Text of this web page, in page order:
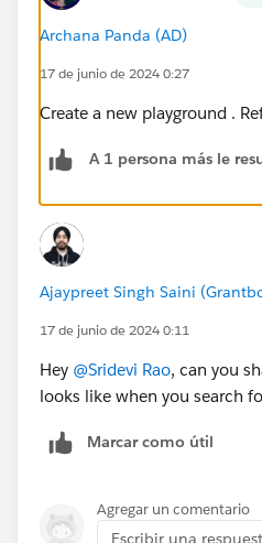
Archana Panda (AD)
17 de junio de 2024 0:27
Create a new playground .
A 1 persona más le
Ajaypreet Singh Saini
17 de junio de 2024 0:11
Hey @Sridevi Rao, can you
looks like when you search
Marcar como útil
Agregar un comentario
Escribir una